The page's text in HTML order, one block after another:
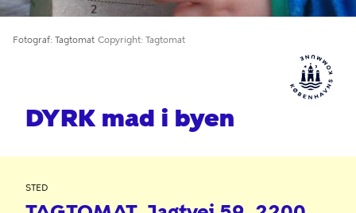
Fotograf Tagtomat Copyright Tagtomat
DYRK mad i byen
STED